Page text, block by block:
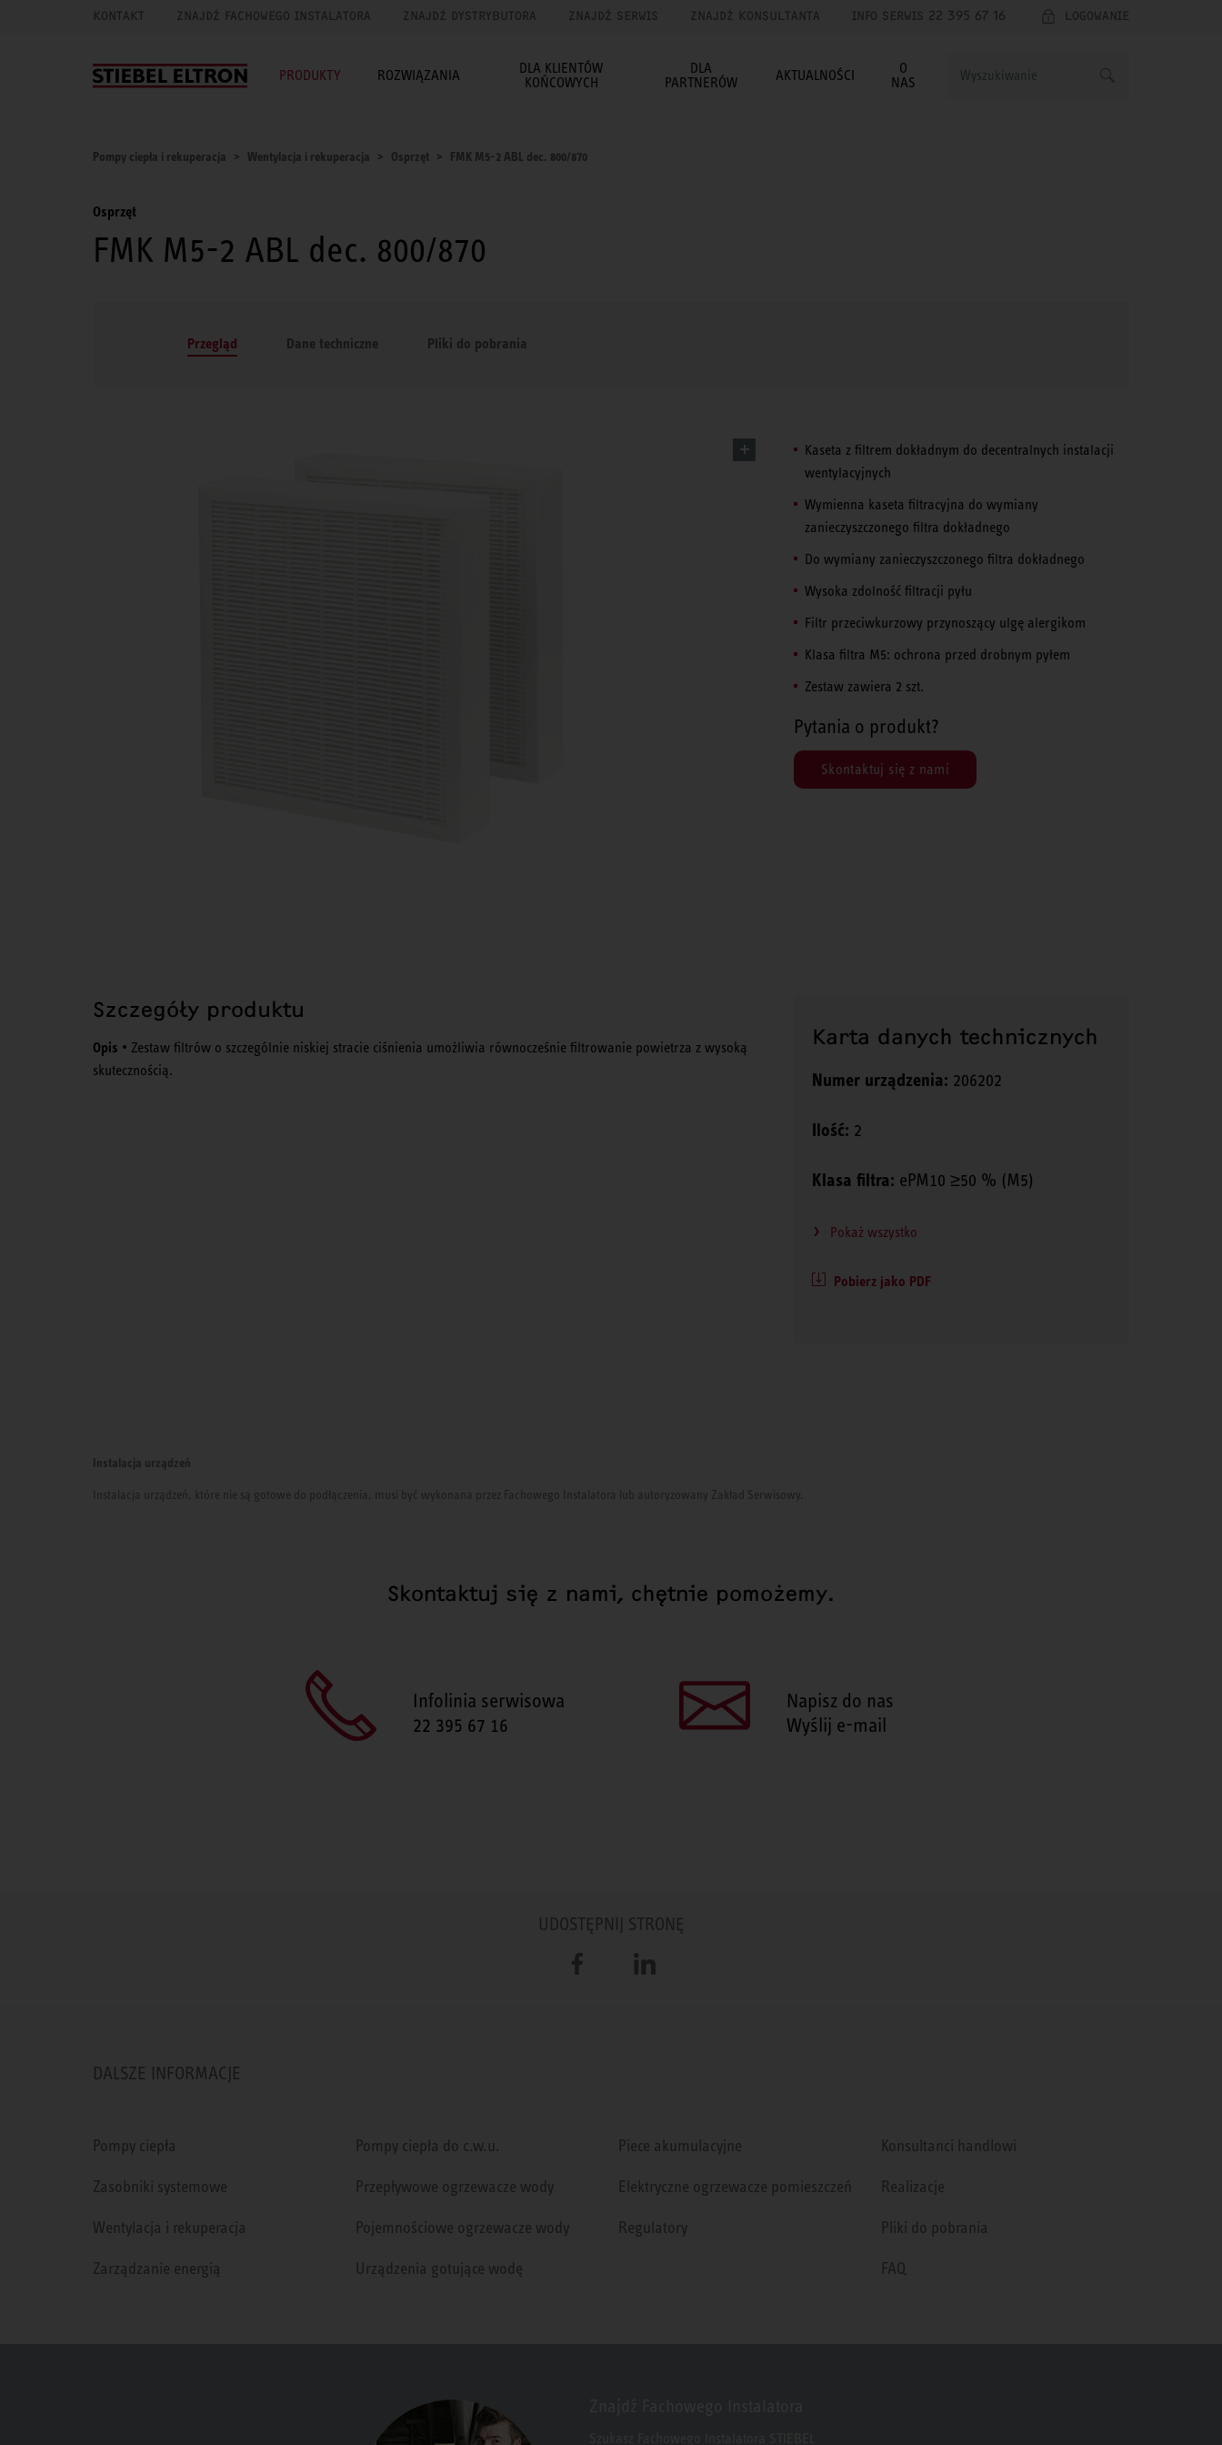
KONTAKT ZNAJDŹ FACHOWEGO INSTALATORA ZNAJDŹ DYSTRYBUTORA ZNAJDŹ SERWIS ZNAJDŹ KONSULTANTA INFO SERWIS 22 395 67 16 LOGOWANIE
PRODUKTY ROZWIĄZANIA
DLA KLIENTÓW
KOŃCOWYCH
DLA
PARTNERÓW
AKTUALNOŚCI
O
NAS
Pompy ciepła i rekuperacja Wentylacja i rekuperacja Osprzęt FMK M5-2 ABL dec. 800/870
Osprzęt
FMK M5-2 ABL dec. 800/870
Przegląd Dane techniczne Pliki do pobrania
Kaseta z filtrem dokładnym do decentralnych instalacji
wentylacyjnych
Wymienna kaseta filtracyjna do wymiany
zanieczyszczonego filtra dokładnego
Do wymiany zanieczyszczonego filtra dokładnego
Wysoka zdolność filtracji pyłu
Filtr przeciwkurzowy przynoszący ulgę alergikom
Klasa filtra M5: ochrona przed drobnym pyłem
Zestaw zawiera 2 szt.
Pytania o produkt?
Skontaktuj się z nami
Szczegóły produktu
Opis • Zestaw filtrów o szczególnie niskiej stracie ciśnienia umożliwia równocześnie filtrowanie powietrza z wysoką
skutecznością.
Karta danych technicznych
Numer urządzenia: 206202
Ilość: 2
Klasa filtra: ePM10 ≥50 % (M5)
Pokaż wszystko
Pobierz jako PDF
Instalacja urządzeń
Instalacja urządzeń, które nie są gotowe do podłączenia, musi być wykonana przez Fachowego Instalatora lub autoryzowany Zakład Serwisowy.
Skontaktuj się z nami, chętnie pomożemy.
Infolinia serwisowa
22 395 67 16
Napisz do nas
Wyślij e-mail
UDOSTĘPNIJ STRONĘ
Facebook LinkedIn
DALSZE INFORMACJE
Pompy ciepła
Zasobniki systemowe
Wentylacja i rekuperacja
Zarządzanie energią
Pompy ciepła do c.w.u.
Przepływowe ogrzewacze wody
Pojemnościowe ogrzewacze wody
Urządzenia gotujące wodę
Piece akumulacyjne
Elektryczne ogrzewacze pomieszczeń
Regulatory
Konsultanci handlowi
Realizacje
Pliki do pobrania
FAQ